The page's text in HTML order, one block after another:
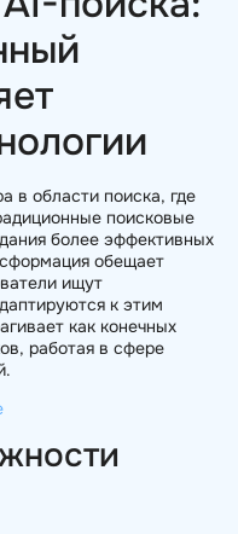
в области поиска, где
поисковые
более эффективных
обещает
ищут
к этим
как конечных
работая в сфере